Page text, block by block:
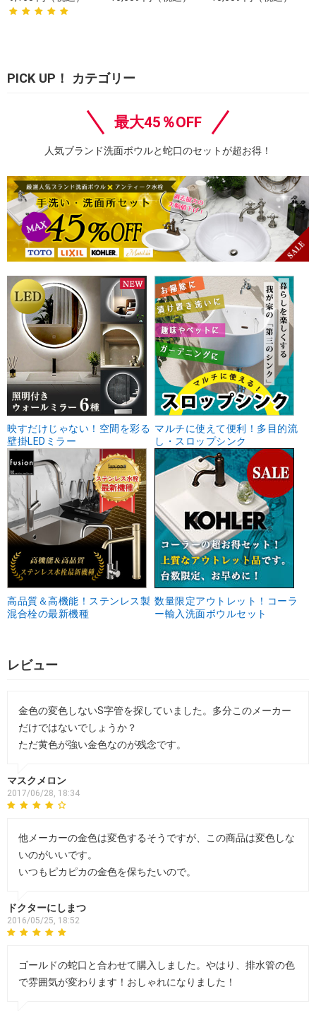
PICK UP！ カテゴリー
最大45％OFF
人気ブランド洗面ボウルと蛇口のセットが超お得！
映すだけじゃない！空間を彩る
壁掛LEDミラー
マルチに使えて便利！多目的流
し・スロップシンク
高品質＆高機能！ステンレス製
混合栓の最新機種
数量限定アウトレット！コーラ
ー輸入洗面ボウルセット
レビュー
金色の変色しないS字管を探していました。多分このメーカー
だけではないでしょうか？
ただ黄色が強い金色なのが残念です。
マスクメロン
2017/06/28, 18:34
他メーカーの金色は変色するそうですが、この商品は変色しな
いのがいいです。
いつもピカピカの金色を保ちたいので。
ドクターにしまつ
2016/05/25, 18:52
ゴールドの蛇口と合わせて購入しました。やはり、排水管の色
で雰囲気が変わります！おしゃれになりました！